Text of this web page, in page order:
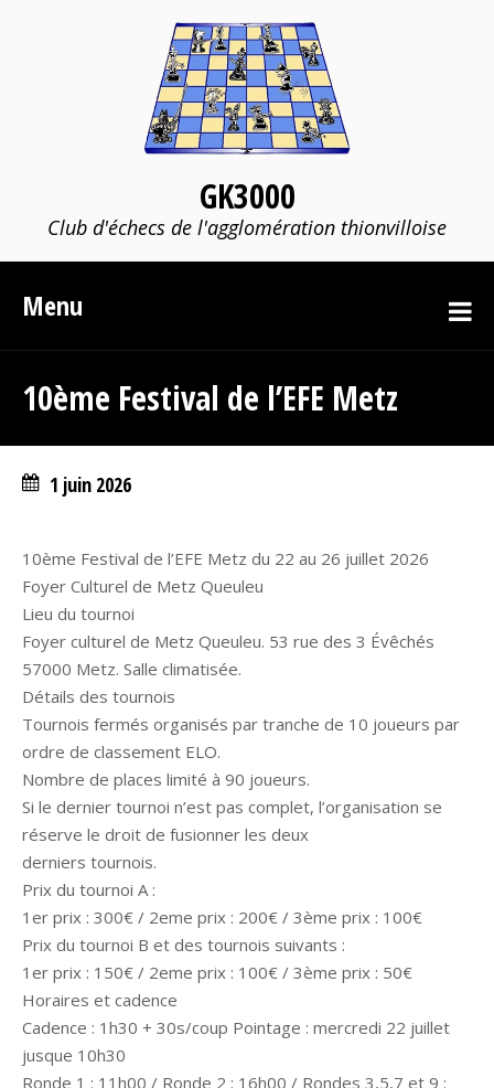
GK3000
Club d'échecs de l'agglomération thionvilloise
Menu
10ème Festival de l’EFE Metz
1 juin 2026
10ème Festival de l’EFE Metz du 22 au 26 juillet 2026
Foyer Culturel de Metz Queuleu
Lieu du tournoi
Foyer culturel de Metz Queuleu. 53 rue des 3 Évêchés
57000 Metz. Salle climatisée.
Détails des tournois
Tournois fermés organisés par tranche de 10 joueurs par
ordre de classement ELO.
Nombre de places limité à 90 joueurs.
Si le dernier tournoi n’est pas complet, l’organisation se
réserve le droit de fusionner les deux
derniers tournois.
Prix du tournoi A :
1er prix : 300€ / 2eme prix : 200€ / 3ème prix : 100€
Prix du tournoi B et des tournois suivants :
1er prix : 150€ / 2eme prix : 100€ / 3ème prix : 50€
Horaires et cadence
Cadence : 1h30 + 30s/coup Pointage : mercredi 22 juillet
jusque 10h30
Ronde 1 : 11h00 / Ronde 2 : 16h00 / Rondes 3,5,7 et 9 :